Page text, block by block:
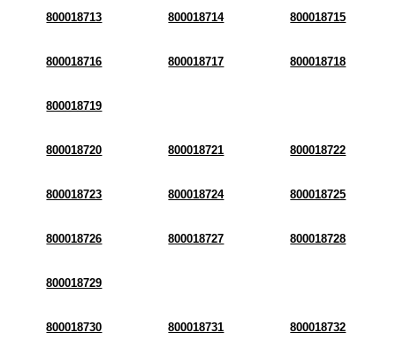
800018713 800018714 800018715
800018716 800018717 800018718
800018719
800018720 800018721 800018722
800018723 800018724 800018725
800018726 800018727 800018728
800018729
800018730 800018731 800018732